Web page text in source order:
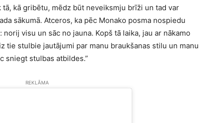
kā gribētu, mēdz būt neveiksmju brīži un tad var
sākumā. Atceros, ka pēc Monako posma nospiedu
visu un sāc no jauna. Kopš tā laika, jau ar nākamo
tie stulbie jautājumi par manu braukšanas stilu un manu
sniegt stulbas atbildes.”
REKLĀMA